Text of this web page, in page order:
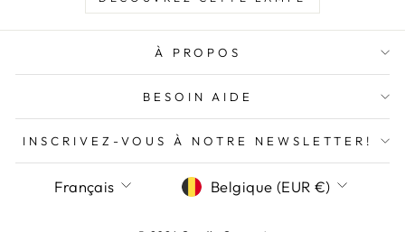
À PROPOS
BESOIN AIDE
INSCRIVEZ-VOUS À NOTRE NEWSLETTER!
LANGUE
Français DEVISE
Belgique (EUR €)